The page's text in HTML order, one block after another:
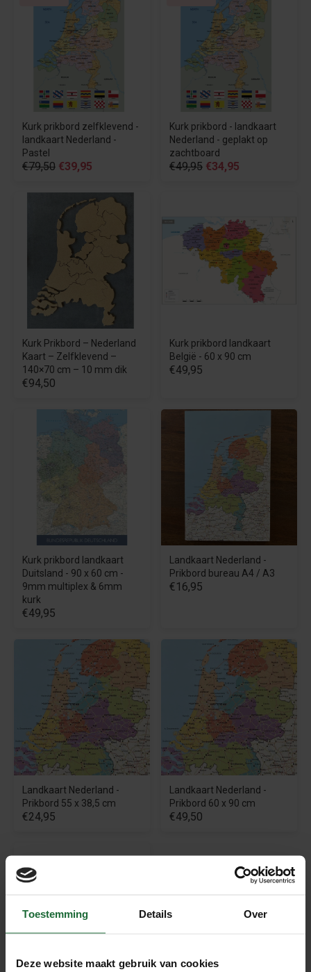
Toestemming Details Over
Deze website maakt gebruik van cookies
Kurk prikbord zelfklevend -
landkaart Nederland -
Pastel
€79,50 €39,95
Kurk prikbord - landkaart
Nederland - geplakt op
zachtboard
€49,95 €34,95
Kurk Prikbord – Nederland
Kaart – Zelfklevend –
140×70 cm – 10 mm dik
€94,50
Kurk prikbord landkaart
België - 60 x 90 cm
€49,95
Kurk prikbord landkaart
Duitsland - 90 x 60 cm -
9mm multiplex & 6mm
kurk
€49,95
Landkaart Nederland -
Prikbord bureau A4 / A3
€16,95
Landkaart Nederland -
Prikbord 55 x 38,5 cm
€24,95
Landkaart Nederland -
Prikbord 60 x 90 cm
€49,50